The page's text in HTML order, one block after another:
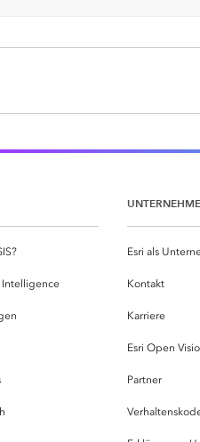
Intelligence
Esri als
Kontakt
Karriere
Esri Open
Partner